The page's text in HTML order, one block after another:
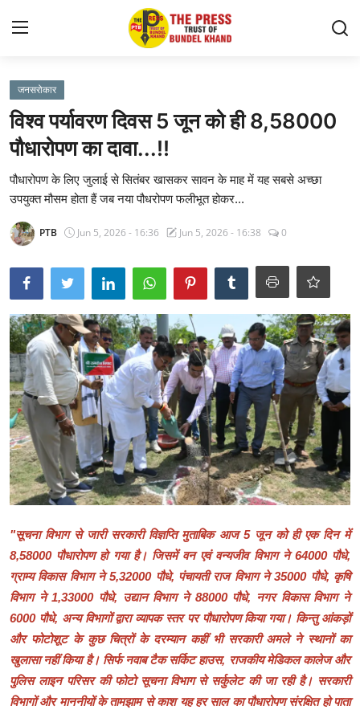
Login
आशीष सागर
About
Contact
देश
राज्य
राजनीति
खबर अड्डा
पर्यावरण
Videos
English
जनसरोकार
विश्व पर्यावरण दिवस 5 जून को ही 8,58000
पौधारोपण का दावा...!!
पौधारोपण के लिए जुलाई से सितंबर खासकर सावन के माह में यह सबसे अच्छा
उपयुक्त मौसम होता हैं जब नया पौधरोपण फलीभूत होकर...
PTB Jun 5, 2026 - 16:36 Jun 5, 2026 - 16:38 0
"सूचना विभाग से जारी सरकारी विज्ञप्ति मुताबिक आज 5 जून को ही एक दिन में
8,58000 पौधारोपण हो गया है। जिसमें वन एवं वन्यजीव विभाग ने 64000 पौधे,
ग्राम्य विकास विभाग ने 5,32000 पौधे, पंचायती राज विभाग ने 35000 पौधे, कृषि
विभाग ने 1,33000 पौधे, उद्यान विभाग ने 88000 पौधे, नगर विकास विभाग ने
6000 पौधे, अन्य विभागों द्वारा व्यापक स्तर पर पौधारोपण किया गया। किन्तु आंकड़ों
और फोटोशूट के कुछ चित्रों के दरम्यान कहीं भी सरकारी अमले ने स्थानों का
खुलासा नहीं किया है। सिर्फ नवाब टैक सर्किट हाउस, राजकीय मेडिकल कालेज और
पुलिस लाइन परिसर की फोटो सूचना विभाग से सर्कुलेट की जा रही है। सरकारी
विभागों और माननीयों के तामझाम से काश यह हर साल का पौधारोपण संरक्षित हो पाता